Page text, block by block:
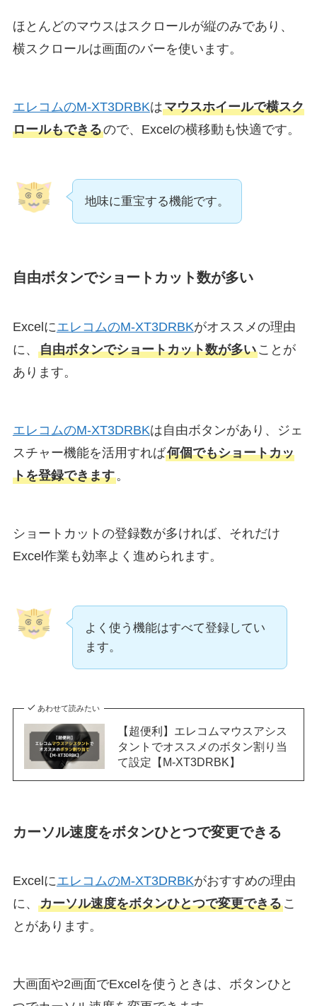
ほとんどのマウスはスクロールが縦のみであり、
横スクロールは画面のバーを使います。
エレコムのM-XT3DRBKはマウスホイールで横スク
ロールもできるので、Excelの横移動も快適です。
地味に重宝する機能です。
自由ボタンでショートカット数が多い
ExcelにエレコムのM-XT3DRBKがオススメの理由
に、 自由ボタンでショートカット数が多いことが
あります。
エレコムのM-XT3DRBKは自由ボタンがあり、ジェ
スチャー機能を活用すれば何個でもショートカッ
トを登録できます。
ショートカットの登録数が多ければ、それだけ
Excel作業も効率よく進められます。
よく使う機能はすべて登録してい
ます。
あわせて読みたい
【超便利】エレコムマウスアシス
タントでオススメのボタン割り当
て設定【M-XT3DRBK】
カーソル速度をボタンひとつで変更できる
ExcelにエレコムのM-XT3DRBKがおすすめの理由
に、 カーソル速度をボタンひとつで変更できるこ
とがあります。
大画面や2画面でExcelを使うときは、ボタンひと